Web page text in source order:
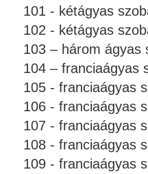
101 - kétágyas
102 - kétágyas
103 – három ágyas
104 – franciaágyas
105 - franciaágyas
106 - franciaágyas
107 - franciaágyas
108 - franciaágyas
109 - franciaágyas